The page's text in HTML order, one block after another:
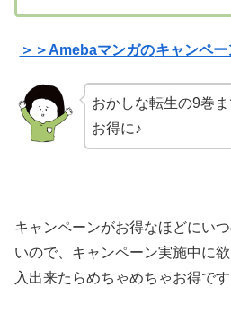
＞＞Amebaマンガのキャンペー
おかしな転生の9巻
お得に♪
キャンペーンがお得なほどにい
いので、キャンペーン実施中に
入出来たらめちゃめちゃお得で